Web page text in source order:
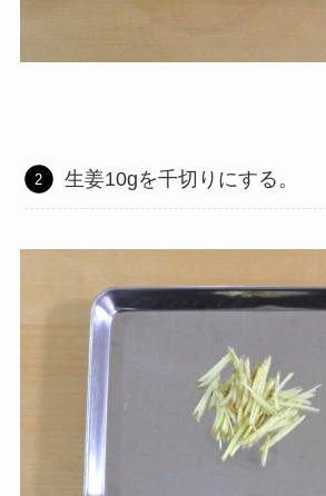
生姜10gを千切りにする。